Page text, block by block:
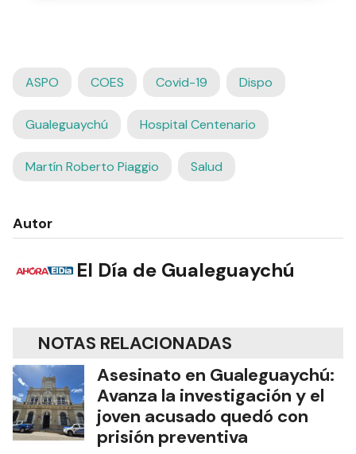
ASPO COES Covid-19 Dispo
Gualeguaychú Hospital Centenario
Martín Roberto Piaggio Salud
Autor
El Día de Gualeguaychú
NOTAS RELACIONADAS
Asesinato en Gualeguaychú:
Avanza la investigación y el
joven acusado quedó con
prisión preventiva